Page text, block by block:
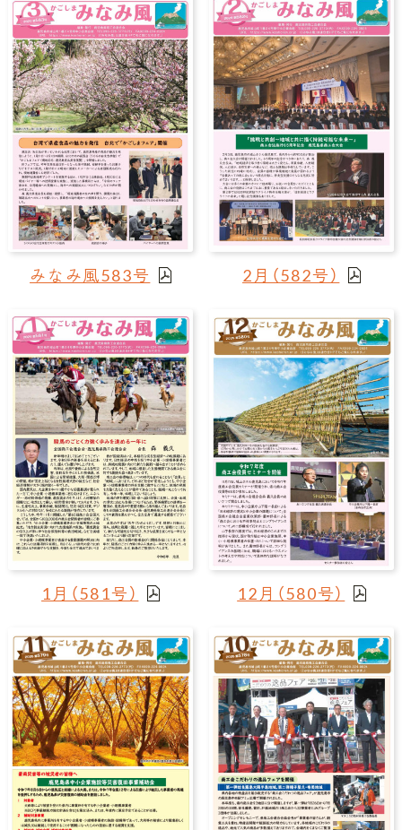
みなみ風583号 2月（582号）
1月（581号） 12月（580号）